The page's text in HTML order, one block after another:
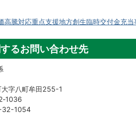
高騰対応重点支援地方創生臨時交付金充
るお問い合わせ先
字八町牟田255-1
32-1054